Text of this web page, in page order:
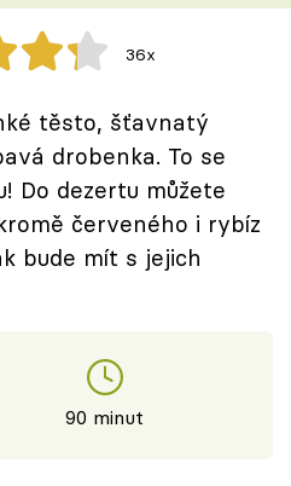
36x
těsto, šťavnatý
drobenka. To se
Do dezertu můžete
červeného i rybíz
bude mít s jejich
90 minut